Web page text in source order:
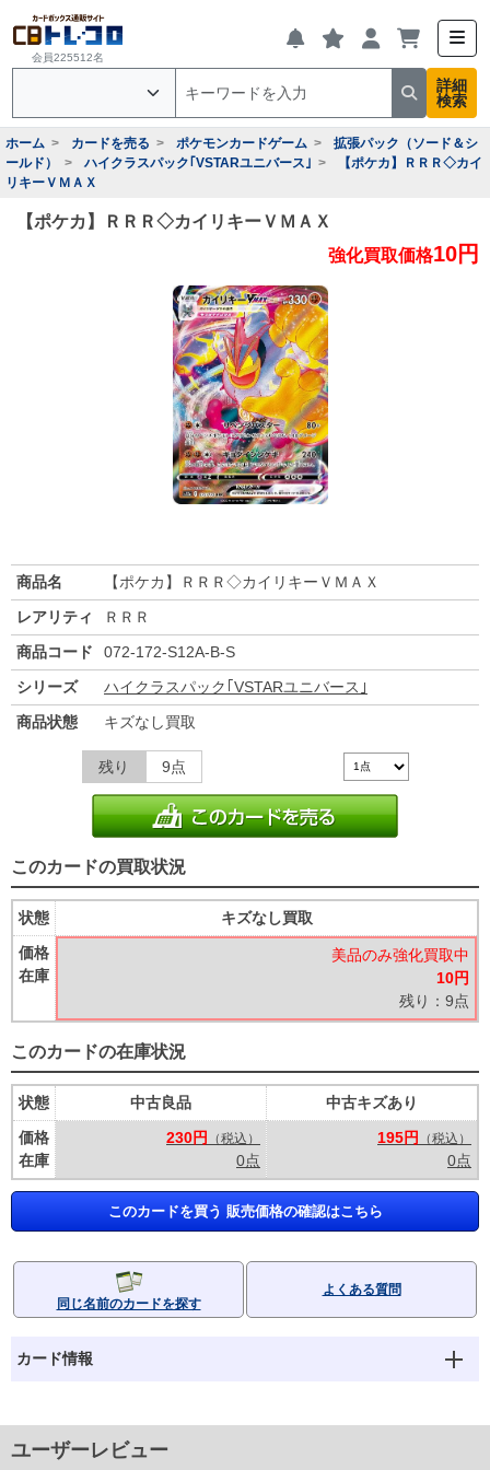
会員225512名
詳細
検索
ホーム カードを売る ポケモンカードゲーム
拡張パック（ソード＆シ
ールド）
ハイクラスパック｢VSTARユニバース｣
【ポケカ】ＲＲＲ◇カイ
リキーＶＭＡＸ
【ポケカ】ＲＲＲ◇カイリキーＶＭＡＸ
強化買取価格10円
商品名
【ポケカ】ＲＲＲ◇カイリキーＶＭＡＸ
レアリティ
ＲＲＲ
商品コード
072-172-S12A-B-S
シリーズ
ハイクラスパック｢VSTARユニバース｣
商品状態
キズなし買取
残り 9点
このカードの買取状況
状態
価格
在庫
キズなし買取
美品のみ強化買取中
10円
残り：9点
このカードの在庫状況
状態
価格
在庫
中古良品
230円
（税込）
0点
中古キズあり
195円
（税込）
0点
このカードを買う 販売価格の確認はこちら
同じ名前のカードを探す
よくある質問
カード情報
ユーザーレビュー